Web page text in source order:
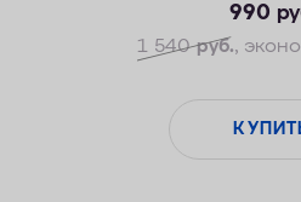
990
1 540руб.,